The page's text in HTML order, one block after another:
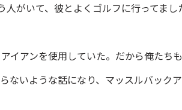
がいて、彼とよくゴルフに行ってまし
イアンを使用していた。だから俺たち
ないような話になり、マッスルバック